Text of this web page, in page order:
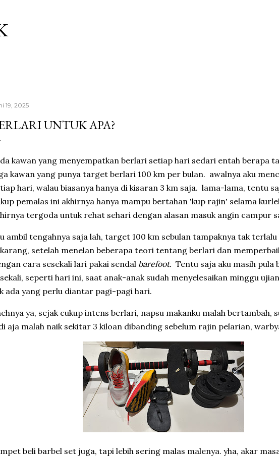
19, 2025
UNTUK APA?
kawan yang menyempatkan berlari setiap hari sedari entah berapa
kawan yang punya target berlari 100 km per bulan. awalnya aku
hari, walau biasanya hanya di kisaran 3 km saja. lama-lama, tentu
pemalas ini akhirnya hanya mampu bertahan 'kup rajin' selama
tergoda untuk rehat sehari dengan alasan masuk angin campur
ambil tengahnya saja lah, target 100 km sebulan tampaknya tak
setelah menelan beberapa teori tentang berlari dan
cara sesekali lari pakai sendal barefoot. Tentu saja aku masih pula
seperti hari ini, saat anak-anak sudah menyelesaikan minggu
ada yang perlu diantar pagi-pagi hari.
ya, sejak cukup intens berlari, napsu makanku malah bertambah,
aja malah naik sekitar 3 kiloan dibanding sebelum rajin pelarian,
beli barbel set juga, tapi lebih sering malas malenya. yha, akar